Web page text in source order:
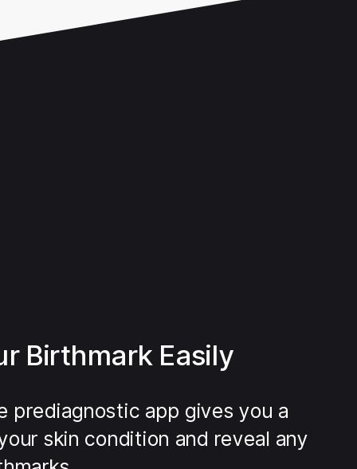
Birthmark Easily
prediagnostic app gives you a
skin condition and reveal any